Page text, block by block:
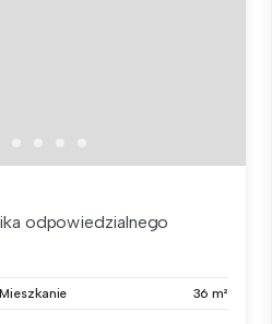
odpowiedzialnego
Mieszkanie 36 m²